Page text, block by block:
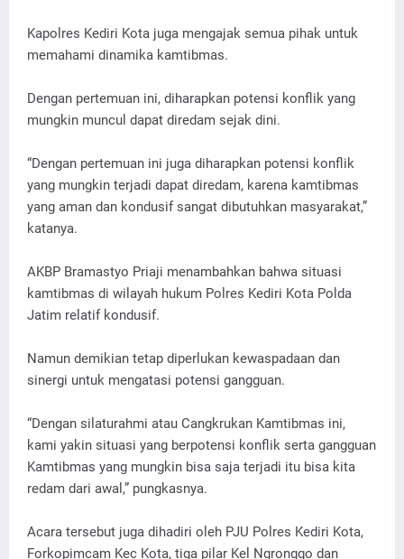
Kapolres Kediri Kota juga mengajak semua pihak untuk
memahami dinamika kamtibmas.
Dengan pertemuan ini, diharapkan potensi konflik yang
mungkin muncul dapat diredam sejak dini.
“Dengan pertemuan ini juga diharapkan potensi konflik
yang mungkin terjadi dapat diredam, karena kamtibmas
yang aman dan kondusif sangat dibutuhkan masyarakat,”
katanya.
AKBP Bramastyo Priaji menambahkan bahwa situasi
kamtibmas di wilayah hukum Polres Kediri Kota Polda
Jatim relatif kondusif.
Namun demikian tetap diperlukan kewaspadaan dan
sinergi untuk mengatasi potensi gangguan.
“Dengan silaturahmi atau Cangkrukan Kamtibmas ini,
kami yakin situasi yang berpotensi konflik serta gangguan
Kamtibmas yang mungkin bisa saja terjadi itu bisa kita
redam dari awal,” pungkasnya.
Acara tersebut juga dihadiri oleh PJU Polres Kediri Kota,
Forkopimcam Kec Kota, tiga pilar Kel Ngronggo dan